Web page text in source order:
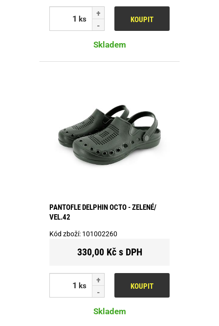
ks KOUPIT
Skladem
PANTOFLE DELPHIN OCTO - ZELENÉ/
VEL.42
Kód zboží: 101002260
330,00 Kč s DPH
ks KOUPIT
Skladem